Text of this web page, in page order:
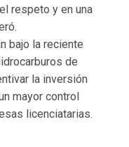
respeto y en una
bajo la reciente
de
la inversión
mayor control
licenciatarias.